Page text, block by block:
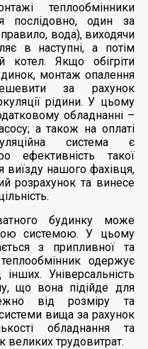
теплообмінники
послідовно, один за
вода), виходячи
в наступні, а потім
котел. Якщо обігріти
монтаж опалення
за рахунок
рідини. У цьому
обладнанні –
а також на оплаті
система є
ефективність такої
виїзду нашого фахівця,
розрахунок та винесе
будинку може
системою. У цьому
з припливної та
одержує
Універсальність
що вона підійде для
від розміру та
системи вища за рахунок
обладнання та
великих трудовитрат.